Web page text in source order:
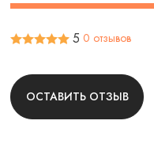
5 0 отзывов
ОСТАВИТЬ ОТЗЫВ